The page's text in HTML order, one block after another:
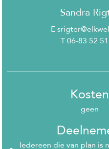
Sandra
E
T 06-83 52
Kosten
geen
Iedereen die van plan is